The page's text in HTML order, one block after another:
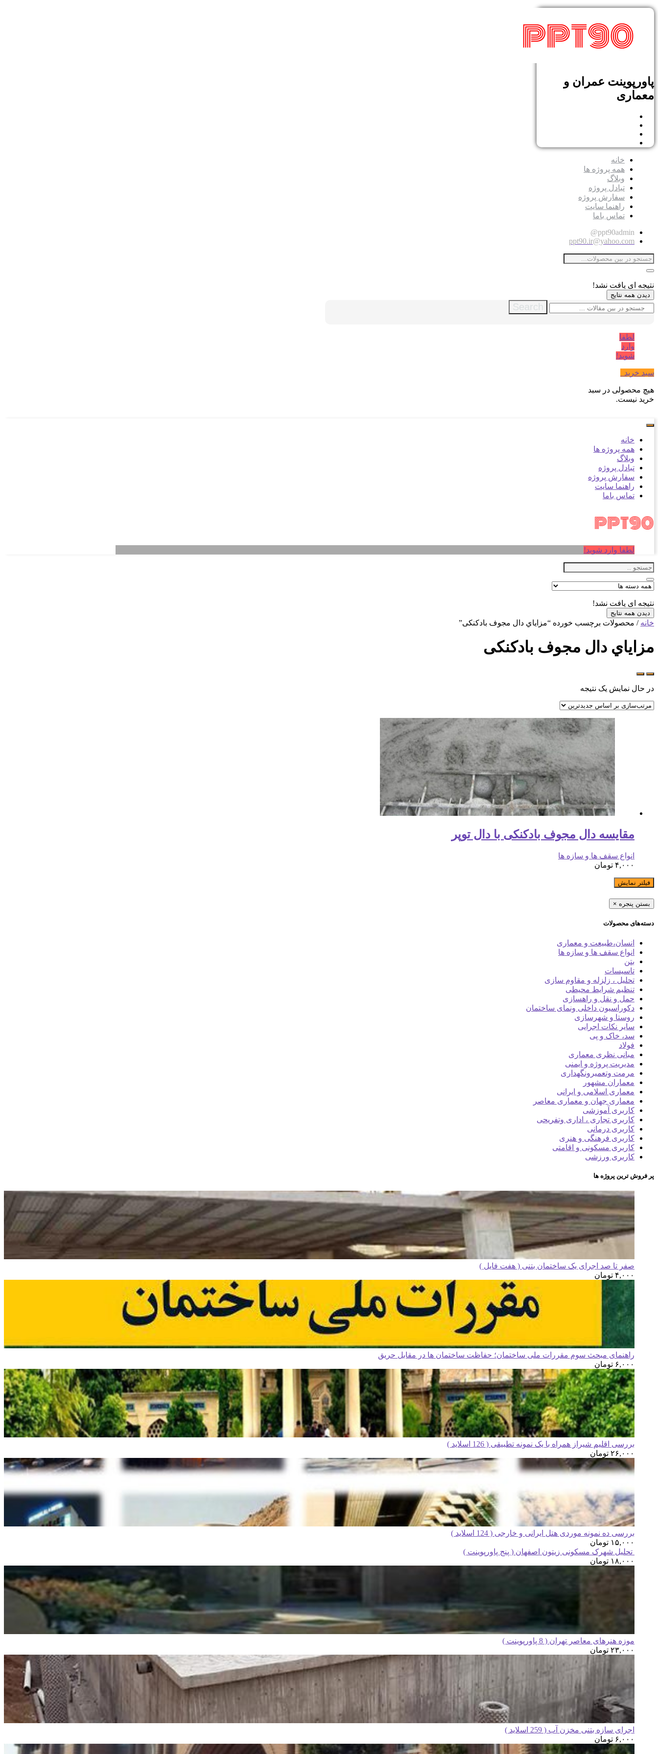
پاورپوینت عمران و
معماری
خانه
همه پروژه ها
وبلاگ
تبادل پروژه
سفارش پروژه
راهنما سایت
تماس باما
ppt90admin@
ppt90.ir@yahoo.com
نتیجه ای یافت نشد!
دیدن همه نتایج
Search
لطفا
وارد
شوید!
سبد خرید
هیچ محصولی در سبد
خرید نیست.
خانه
همه پروژه ها
وبلاگ
تبادل پروژه
سفارش پروژه
راهنما سایت
تماس باما
لطفا وارد شوید!
نتیجه ای یافت نشد!
دیدن همه نتایج
خانه / محصولات برچسب خورده “مزایاي دال مجوف بادکنکی”
مزایاي دال مجوف بادکنکی
در حال نمایش یک نتیجه
مقایسه دال مجوف بادکنکی با دال توپر
انواع سقف ها و سازه ها
۴,۰۰۰ تومان
فیلتر نمایش
بستن پنجره ×
دسته‌های محصولات
انسان،طبیعت و معماری
انواع سقف ها و سازه ها
بتن
تاسیسات
تحلیل ، زلزله و مقاوم سازی
تنظیم شرایط محیطی
حمل و نقل و راهسازی
دکوراسیون داخلی ونمای ساختمان
روستا و شهرسازی
سایر نکات اجرایی
سد، خاک و پی
فولاد
مبانی نظری معماری
مدیریت پروژه و ایمنی
مرمت وتعمیرونگهداری
معماران مشهور
معماری اسلامی و ایرانی
معماری جهان و معماری معاصر
کاربری آموزشی
کاربری تجاری ، اداری وتفریحی
کاربری درمانی
کاربری فرهنگی و هنری
کاربری مسکونی و اقامتی
کاربری ورزشی
پر فروش ترین پروژه ها
صفر تا صد اجرای یک ساختمان بتنی ( هفت فایل )
۴,۰۰۰ تومان
راهنمای مبحث سوم مقررات ملی ساختمان؛ حفاظت ساختمان ها در مقابل حریق
۶,۰۰۰ تومان
بررسی اقلیم شیراز همراه با یک نمونه تطبیقی ( 126 اسلاید )
۲۶,۰۰۰ تومان
بررسی ده نمونه موردی هتل ایرانی و خارجی ( 124 اسلاید )
۱۵,۰۰۰ تومان
تحلیل شهرک مسکونی زیتون اصفهان ( پنج پاورپوینت )
۱۸,۰۰۰ تومان
موزه هنرهای معاصر تهران ( 8 پاورپوینت )
۲۳,۰۰۰ تومان
اجرای سازه بتنی مخزن آب ( 259 اسلاید )
۶,۰۰۰ تومان